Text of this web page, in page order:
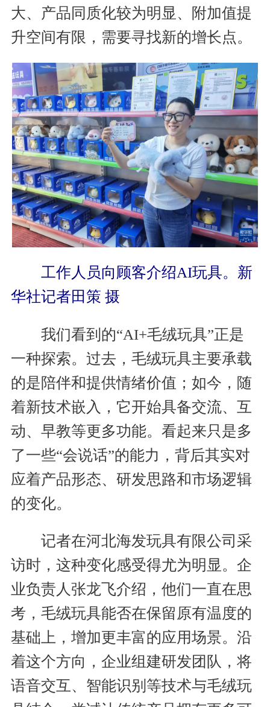
大、产品同质化较为明显、附加值提
升空间有限，需要寻找新的增长点。
工作人员向顾客介绍AI玩具。新
华社记者田策 摄
我们看到的“AI+毛绒玩具”正是
一种探索。过去，毛绒玩具主要承载
的是陪伴和提供情绪价值；如今，随
着新技术嵌入，它开始具备交流、互
动、早教等更多功能。看起来只是多
了一些“会说话”的能力，背后其实对
应着产品形态、研发思路和市场逻辑
的变化。
记者在河北海发玩具有限公司采
访时，这种变化感受得尤为明显。企
业负责人张龙飞介绍，他们一直在思
考，毛绒玩具能否在保留原有温度的
基础上，增加更丰富的应用场景。沿
着这个方向，企业组建研发团队，将
语音交互、智能识别等技术与毛绒玩